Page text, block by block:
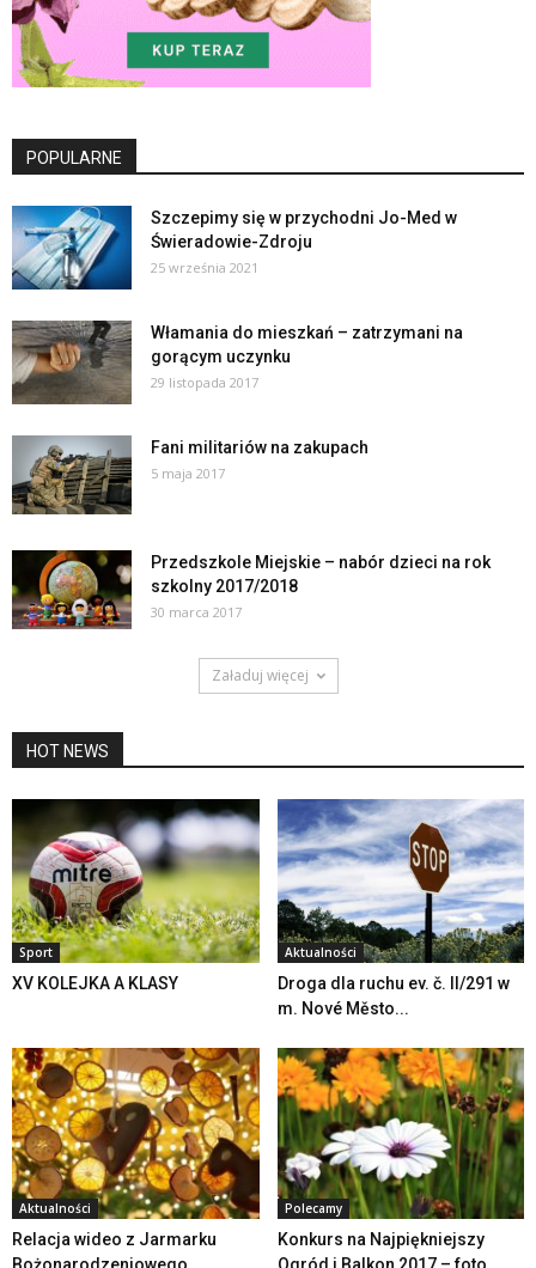
POPULARNE
Szczepimy się w przychodni Jo-Med w
Świeradowie-Zdroju
25 września 2021
Włamania do mieszkań – zatrzymani na
gorącym uczynku
29 listopada 2017
Fani militariów na zakupach
5 maja 2017
Przedszkole Miejskie – nabór dzieci na rok
szkolny 2017/2018
30 marca 2017
Załaduj więcej
HOT NEWS
Sport
XV KOLEJKA A KLASY
Aktualności
Droga dla ruchu ev. č. II/291 w
m. Nové Město...
Aktualności
Relacja wideo z Jarmarku
Bożonarodzeniowego
Polecamy
Konkurs na Najpiękniejszy
Ogród i Balkon 2017 – foto